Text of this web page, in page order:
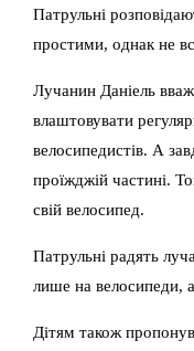
Патрульні
простими, однак не
Лучанин Даніель
влаштовувати
велосипедистів. А
проїжджій частині.
свій велосипед.
Патрульні радять
лише на велосипеди,
Дітям також